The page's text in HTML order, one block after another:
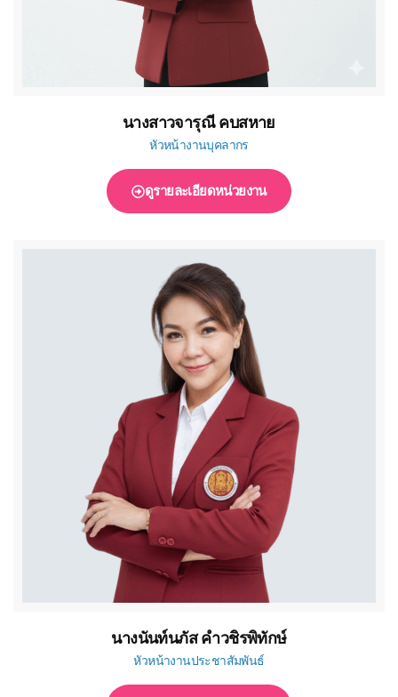
นางสาวจารุณี คบสหาย
หัวหน้างานบุคลากร
ดูรายละเอียดหน่วยงาน
นางนันท์นภัส คำวชิรพิทักษ์
หัวหน้างานประชาสัมพันธ์